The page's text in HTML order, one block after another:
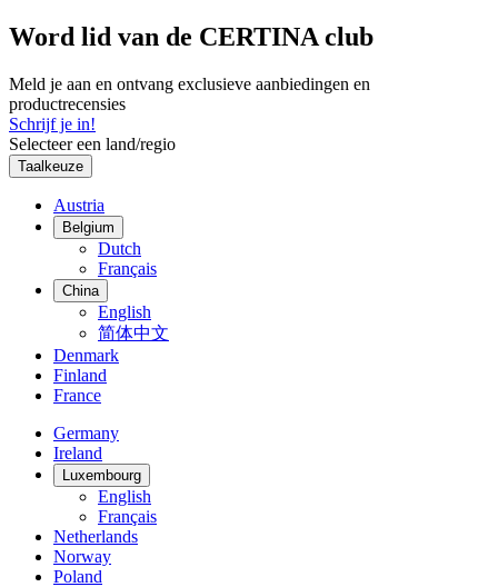
Word lid van de CERTINA club
Meld je aan en ontvang exclusieve aanbiedingen en
productrecensies
Schrijf je in!
Selecteer een land/regio
Taalkeuze
Austria
Belgium
Dutch
Français
China
English
简体中文
Denmark
Finland
France
Germany
Ireland
Luxembourg
English
Français
Netherlands
Norway
Poland